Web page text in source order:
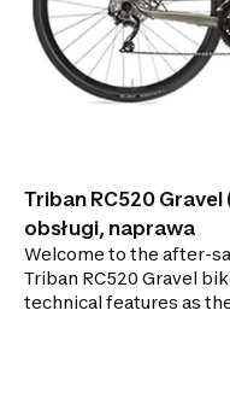
Triban RC520
obsługi, naprawa
Welcome to the after-
Triban RC520 Gravel
technical features as